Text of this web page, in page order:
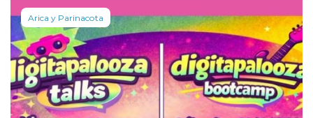
Arica y Parinacota